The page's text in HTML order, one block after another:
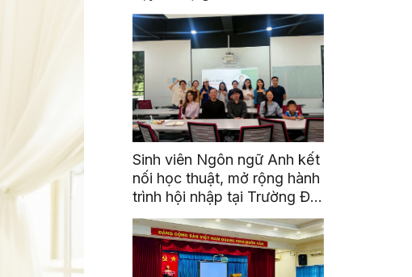
thế giới thôi”
Sinh viên Ngôn ngữ Anh kết
nối học thuật, mở rộng hành
trình hội nhập tại Trường Đại
học Quốc gia Malaysia